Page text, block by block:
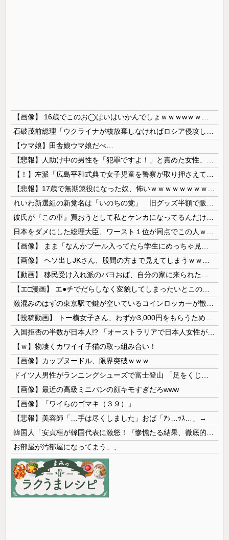
【ウマ娘】田舎娘ウマ娘だべ…
【ｗ】物凄くカワイイ子猫の取っ組み合い！
【画像】カップヌードル、限界突破ｗｗｗ
【画像】最近の高級ミニバンの顔キモすぎだろwww
【画像】「ワイらのゴマキ（３９）」
【悲報】美容師「…手は尽くしました」おば「ｱｯ…ｯｽ…」→
お部屋が汚部屋になってまう、、